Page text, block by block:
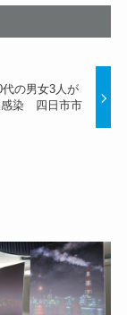
の男女3人が
感染 四日市市